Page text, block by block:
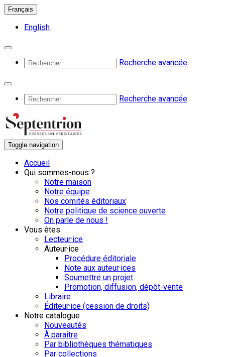
Français
English
Recherche avancée
Recherche avancée
Toggle navigation
Accueil
Qui sommes-nous ?
Notre maison
Notre équipe
Nos comités éditoriaux
Notre politique de science ouverte
On parle de nous !
Vous êtes
Lecteur·ice
Auteur·ice
Procédure éditoriale
Note aux auteur·ices
Soumettre un projet
Promotion, diffusion, dépôt-vente
Libraire
Éditeur·ice (cession de droits)
Notre catalogue
Nouveautés
À paraître
Par bibliothèques thématiques
Par collections